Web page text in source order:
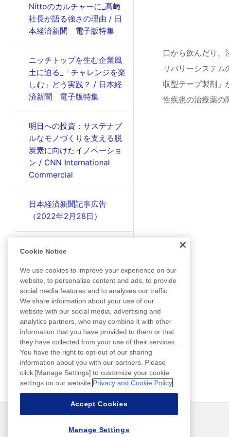
Nittoのカルチャーに_髙﨑
社長が語る強さの理由 / 日
本経済新聞 電子版特集
ニッチトップを生む企業風
土に迫る_「チャレンジを楽
しむ」どう実践？ / 日本経
済新聞 電子版特集
明日への投資：サステナブ
ルなモノづくりを支える脱
炭素に向けたイノベーショ
ン / CNN International
Commercial
日本経済新聞記事広告
（2022年2月28日）
NOT MAGIC, IT’S Nitto !
JR茨木駅 大型看板広告
成長し続けるNitto － そ
のビジネスモデルに世界が
注目 －
Discover Nitto
口から飲んだり、
リバリーシステ
収型テープ製剤」
性疾患の治療薬の
Cookie Notice
We use cookies to improve your experience on our
website, to personalize content and ads, to provide
social media features and to analyses our traffic.
We share information about your use of our
website with our social media, advertising and
analytics partners, who may combine it with other
information that you have provided to them or that
they have collected from your use of their services.
You have the right to opt-out of our sharing
information about you with our partners. Please
click [Manage Settings] to customize your cookie
settings on our website. Privacy and Cookie Policy
Accept Cookies
Manage Settings